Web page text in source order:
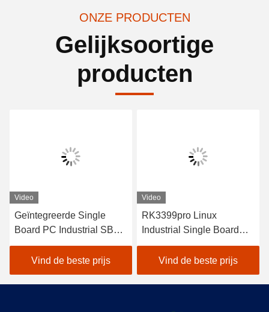
ONZE PRODUCTEN
Gelijksoortige
producten
Video
Geïntegreerde Single
Board PC Industrial SBC
LKD3399 Android
RK3399
Vind de beste prijs
Video
RK3399pro Linux
Industrial Single Board
Computer LKD3399pro
Android SBC Voor AI
Vind de beste prijs